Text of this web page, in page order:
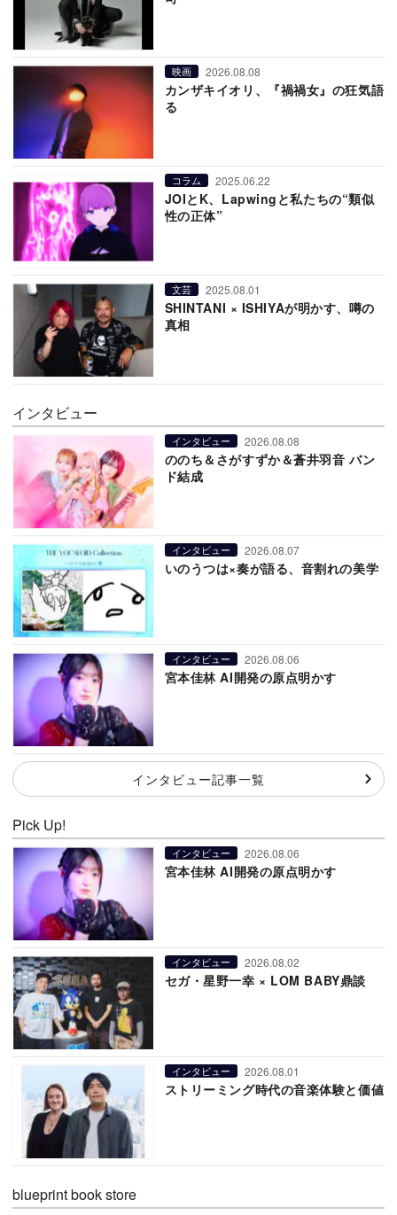
映画 2026.08.08
カンザキイオリ、『禍禍女』の狂気語
る
コラム 2025.06.22
JOIとK、Lapwingと私たちの“類似
性の正体”
文芸 2025.08.01
SHINTANI × ISHIYAが明かす、噂の
真相
インタビュー
インタビュー 2026.08.08
ののち＆さがすずか＆蒼井羽音 バン
ド結成
インタビュー 2026.08.07
いのうつは×奏が語る、音割れの美学
インタビュー 2026.08.06
宮本佳林 AI開発の原点明かす
インタビュー記事一覧
Pick Up!
インタビュー 2026.08.06
宮本佳林 AI開発の原点明かす
インタビュー 2026.08.02
セガ・星野一幸 × LOM BABY鼎談
インタビュー 2026.08.01
ストリーミング時代の音楽体験と価値
blueprint book store